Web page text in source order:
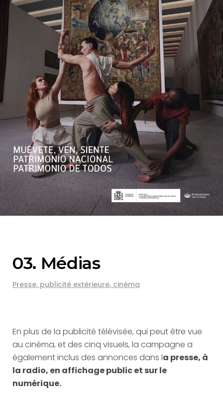
03. Médias
Presse, publicité extérieure, cinéma
En plus de la publicité télévisée, qui peut être vue
au cinéma, et des cinq visuels, la campagne a
également inclus des annonces dans la presse, à
la radio, en affichage public et sur le
numérique.